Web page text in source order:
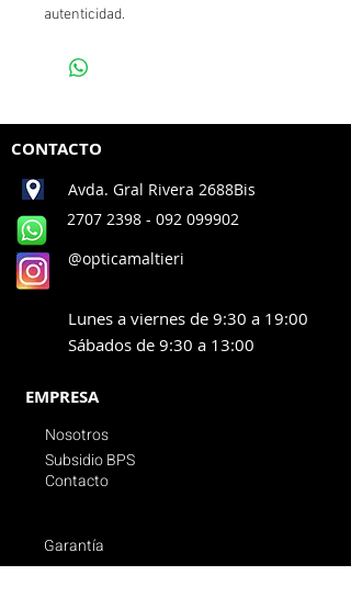
autenticidad.
CONTACTO
Avda. Gral Rivera 2688Bis
2707 2398 - 092 099902
@opticamaltieri
Lunes a viernes de 9:30 a 19:00
Sábados de 9:30 a 13:00
EMPRESA
Nosotros
Subsidio BPS
Contacto
Garantía